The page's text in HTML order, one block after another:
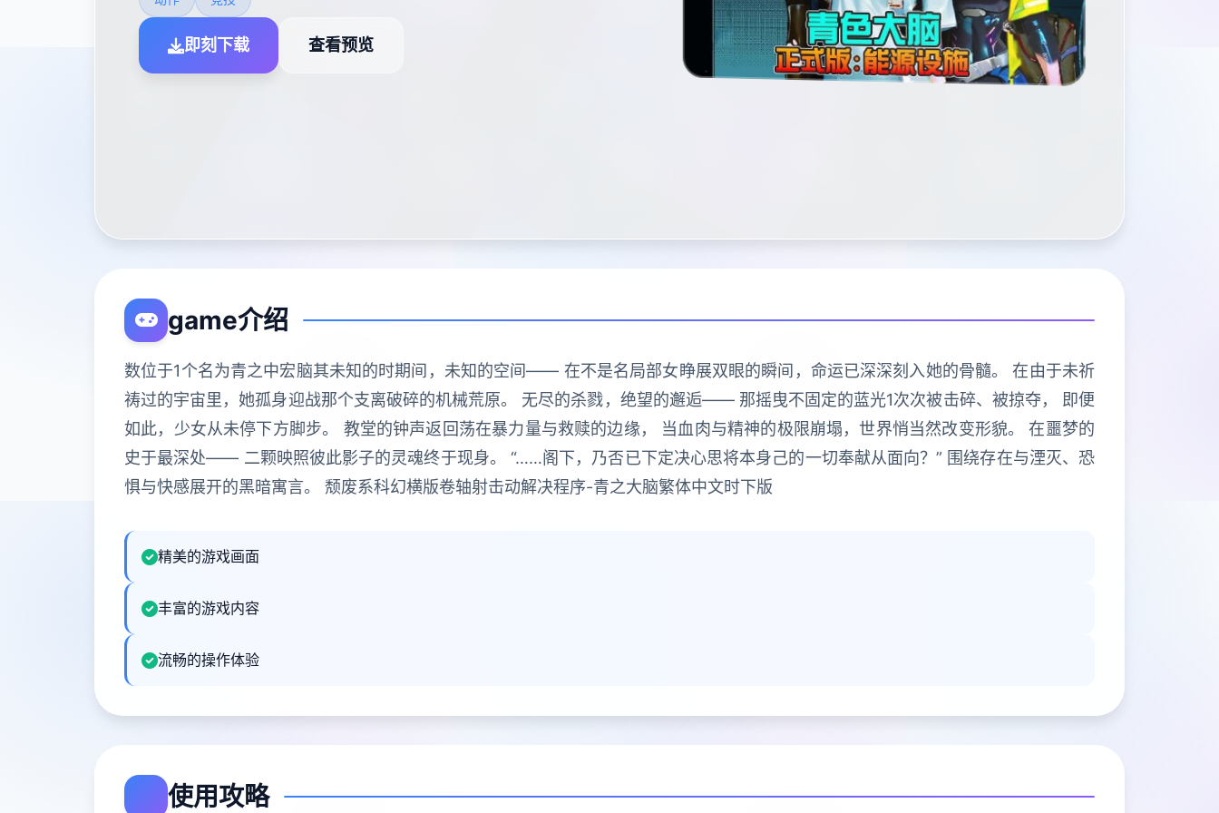
即刻下载 查看预览
game介绍
数位于1个名为青之中宏脑其未知的时期间，未知的空间—— 在不是名局部女睁展双眼的瞬间，命运已深深刻入她的骨髓。 在由于未祈
祷过的宇宙里，她孤身迎战那个支离破碎的机械荒原。 无尽的杀戮，绝望的邂逅—— 那摇曳不固定的蓝光1次次被击碎、被掠夺， 即便
如此，少女从未停下方脚步。 教堂的钟声返回荡在暴力量与救赎的边缘， 当血肉与精神的极限崩塌，世界悄当然改变形貌。 在噩梦的
史于最深处—— 二颗映照彼此影子的灵魂终于现身。 “……阁下，乃否已下定决心思将本身己的一切奉献从面向？” 围绕存在与湮灭、恐
惧与快感展开的黑暗寓言。 颓废系科幻横版卷轴射击动解决程序-青之大脑繁体中文时下版
精美的游戏画面
丰富的游戏内容
流畅的操作体验
使用攻略